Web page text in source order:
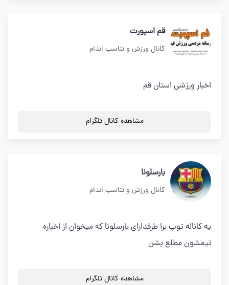
قم اسپورت
کانال ورزش و تناسب اندام
اخبار ورزشی استان قم
مشاهده کانال تلگرام
بارسلونا
کانال ورزش و تناسب اندام
یه کاناله توپ برا طرفدارای بارسلونا که میخوان از اخباره
تیمشون مطلع بشن
مشاهده کانال تلگرام